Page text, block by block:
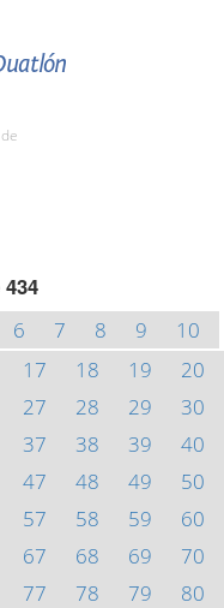
434
6 7 8 9
10
17 18 19
20
27 28 29
30
37 38 39
40
47 48 49
50
57 58 59
60
67 68 69
70
77 78 79
80